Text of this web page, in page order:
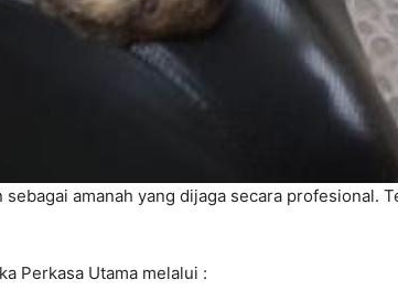
amanah yang dijaga secara profesional.
Perkasa Utama melalui :